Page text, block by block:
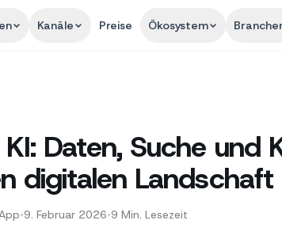
Kanäle Preise Ökosystem
Daten, Suche und
digitalen Landschaft
•9. Februar 2026•9 Min. Lesezeit